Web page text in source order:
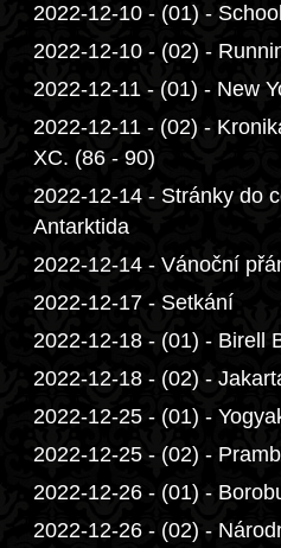
2022-12-10 - (01) -
2022-12-10 - (02) -
2022-12-11 - (01) - New
2022-12-11 - (02) -
XC. (86 - 90)
2022-12-14 - Stránky do
Antarktida
2022-12-14 - Vánoční
2022-12-17 - Setkání
2022-12-18 - (01) - Birell
2022-12-18 - (02) -
2022-12-25 - (01) -
2022-12-25 - (02) -
2022-12-26 - (01) -
2022-12-26 - (02) -